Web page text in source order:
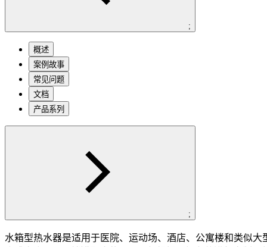
;
概述
案例故事
常见问题
文档
产品系列
;
水箱型热水器是适用于医院、运动场、酒店、公寓楼和类似